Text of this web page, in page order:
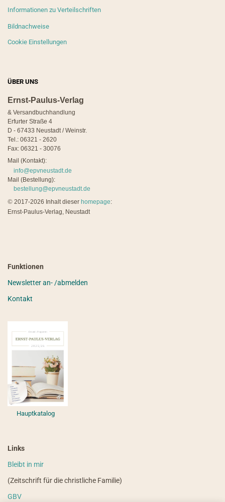
Informationen zu Verteilschriften
Bildnachweise
Cookie Einstellungen
ÜBER UNS
Ernst-Paulus-Verlag
& Versandbuchhandlung
Erfurter Straße 4
D - 67433 Neustadt / Weinstr.
Tel.: 06321 - 2620
Fax: 06321 - 30076
Mail (Kontakt):
info@epvneustadt.de
Mail (Bestellung):
bestellung@epvneustadt.de
© 2017-2026 Inhalt dieser homepage:
Ernst-Paulus-Verlag, Neustadt
Funktionen
Newsletter an- /abmelden
Kontakt
Hauptkatalog
Links
Bleibt in mir
(Zeitschrift für die christliche Familie)
GBV